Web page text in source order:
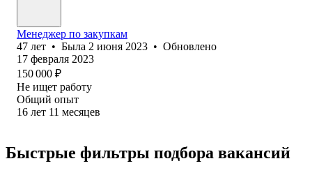
Менеджер по закупкам
47 лет • Была 2 июня 2023 • Обновлено
17 февраля 2023
150 000 ₽
Не ищет работу
Общий опыт
16 лет 11 месяцев
Быстрые фильтры подбора вакансий